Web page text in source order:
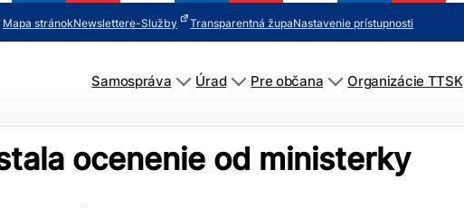
Mapa stránokNewslettere-Služby Transparentná župaNastavenie prístupnosti
Samospráva Úrad Pre občana Organizácie TTSK
ocenenie od ministerky